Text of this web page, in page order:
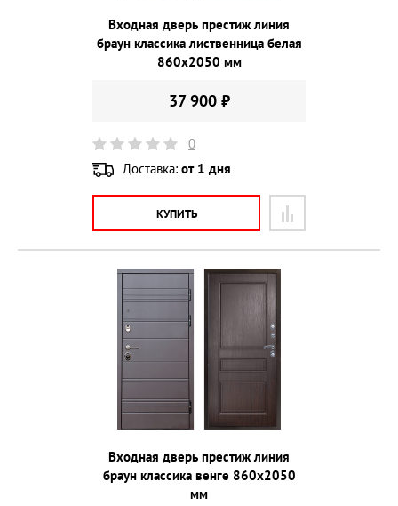
Входная дверь престиж линия
браун классика лиственница белая
860х2050 мм
37 900 ₽
0
Доставка: от 1 дня
КУПИТЬ
Входная дверь престиж линия
браун классика венге 860х2050
мм